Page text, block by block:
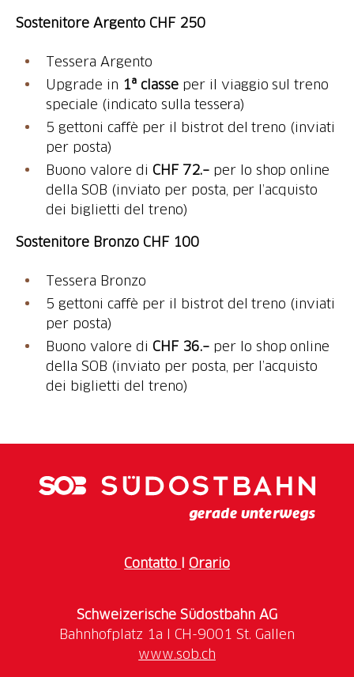
Sostenitore Argento CHF 250
Tessera Argento
Upgrade in 1ª classeper il viaggio sul treno
speciale (indicato sulla tessera)
5 gettoni caffè per il bistrot del treno (inviati
per posta)
Buono valore di CHF 72.– per lo shop online
della SOB (inviato per posta, per l’acquisto
dei biglietti del treno)
Sostenitore Bronzo CHF 100
Tessera Bronzo
5 gettoni caffè per il bistrot del treno (inviati
per posta)
Buono valore di CHF 36.–per lo shop online
della SOB (inviato per posta, per l’acquisto
dei biglietti del treno)
Contatto Orario
Schweizerische Südostbahn AG
www.sob.ch